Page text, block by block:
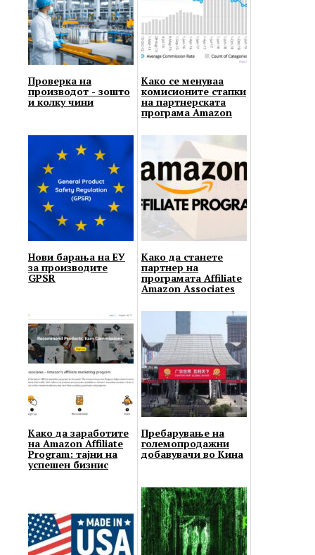
Проверка на
производот - зошто
и колку чини
Како се менуваа
комисионите стапки
на партнерската
програма Amazon
Нови барања на ЕУ
за производите
GPSR
Како да станете
партнер на
програмата Affiliate
Amazon Associates
Како да заработите
на Amazon Affiliate
Program: тајни на
успешен бизнис
Пребарување на
големопродажни
добавувачи во Кина